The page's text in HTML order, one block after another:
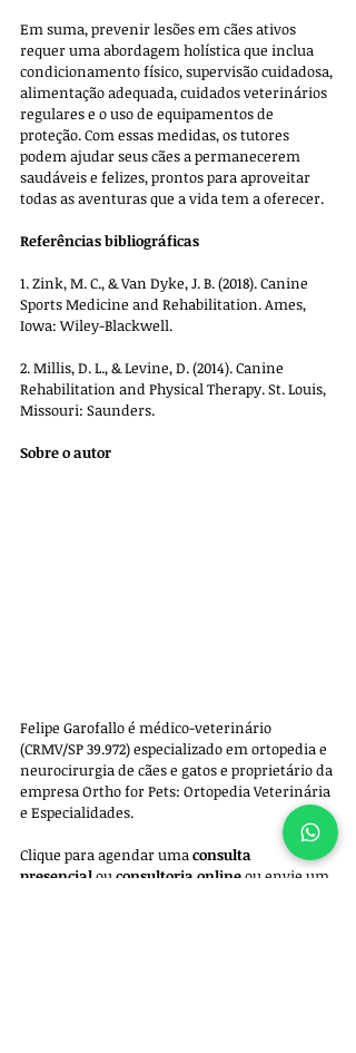
Em suma, prevenir lesões em cães ativos
requer uma abordagem holística que inclua
condicionamento físico, supervisão cuidadosa,
alimentação adequada, cuidados veterinários
regulares e o uso de equipamentos de
proteção. Com essas medidas, os tutores
podem ajudar seus cães a permanecerem
saudáveis e felizes, prontos para aproveitar
todas as aventuras que a vida tem a oferecer.
Referências bibliográficas
1. Zink, M. C., & Van Dyke, J. B. (2018). Canine
Sports Medicine and Rehabilitation. Ames,
Iowa: Wiley-Blackwell.
2. Millis, D. L., & Levine, D. (2014). Canine
Rehabilitation and Physical Therapy. St. Louis,
Missouri: Saunders.
Sobre o autor
Felipe Garofallo é médico-veterinário
(CRMV/SP 39.972) especializado em ortopedia e
neurocirurgia de cães e gatos e proprietário da
empresa Ortho for Pets: Ortopedia Veterinária
e Especialidades.
Clique para agendar uma consulta
presencial ou consultoria online ou envie um